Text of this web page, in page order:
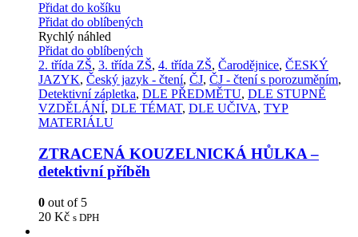
Přidat do košíku
Přidat do oblíbených
Rychlý náhled
Přidat do oblíbených
2. třída ZŠ, 3. třída ZŠ, 4. třída ZŠ, Čarodějnice, ČESKÝ
JAZYK, Český jazyk - čtení, ČJ, ČJ - čtení s porozuměním,
Detektivní zápletka, DLE PŘEDMĚTU, DLE STUPNĚ
VZDĚLÁNÍ, DLE TÉMAT, DLE UČIVA, TYP
MATERIÁLU
ZTRACENÁ KOUZELNICKÁ HŮLKA –
detektivní příběh
0 out of 5
20 Kč s DPH